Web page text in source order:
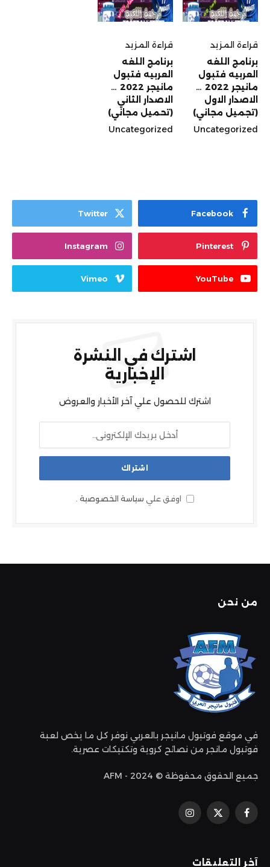
قراءة المزيد
برنامج اللغه
العربيه فتبول
مانيجر 2022 …
الاصدار الاول
(تجميل مجاني)
Uncategorized
قراءة المزيد
برنامج اللغه
العربيه فتبول
مانيجر 2022 …
الاصدار الثاني
(تحميل مجاني)
Uncategorized
Facebook
Twitter
Pinterest
Instagram
YouTube
Vimeo
اشترك في النشرة
الإخبارية
اشترك للحصول علي آخر الأخبار والعروض
اوفق علي سياسة الخصوصية
من نحن
في موقع فوتبول مانيجر بالعربي نوفر كل ما يخص لعبة
فوتبول مانجر من نصائح كروية وتكتيكات عصرية.
جميع الحقوق محفوظة © 2024 - AFM
فيسبوكإكس
الانستغرام
آخر التعليقات